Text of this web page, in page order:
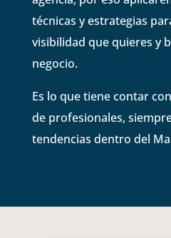
técnicas y estrategias
visibilidad que quieres y
negocio.
Es lo que tiene contar
de profesionales,
tendencias dentro del